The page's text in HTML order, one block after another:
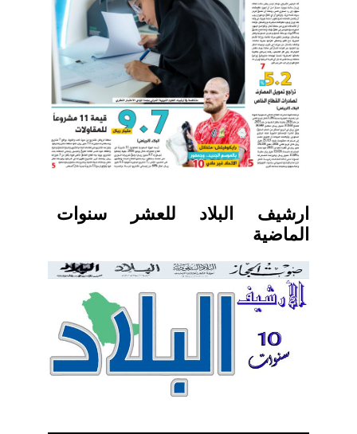
ارشيف البلاد للعشر سنوات
الماضية